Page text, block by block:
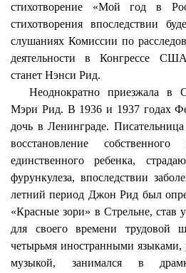
стихотворение «Мой год в
стихотворения впоследствии
слушаниях Комиссии по
деятельности в Конгрессе
станет Нэнси Рид.
Неоднократно приезжала в
Мэри Рид. В 1936 и 1937 годах
дочь в Ленинграде.
восстановление
единственного ребенка,
фурункулеза, впоследствии
летний период Джон Рид был
«Красные зори» в Стрельне, став
для своего времени трудовой
четырьмя иностранными языками,
музыкой, занимался в